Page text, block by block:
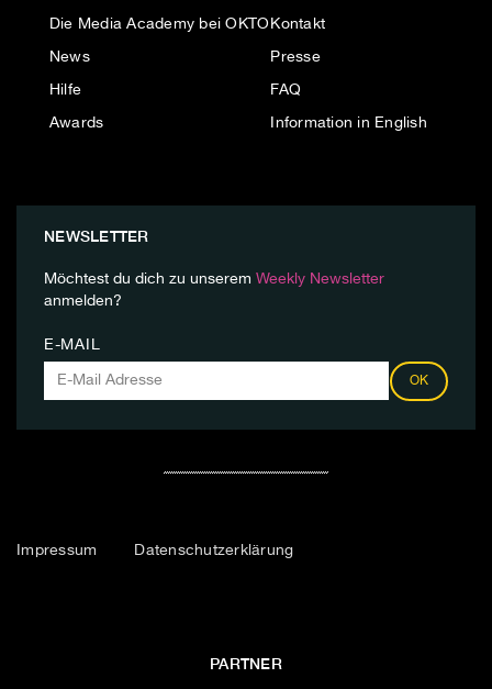
Die Media Academy bei OKTO
News
Hilfe
Awards
Kontakt
Presse
FAQ
Information in English
NEWSLETTER
Möchtest du dich zu unserem Weekly Newsletter
anmelden?
E-MAIL
OK
Impressum Datenschutzerklärung
PARTNER